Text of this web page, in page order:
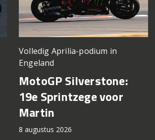
Volledig Aprilia-podium in
Engeland
MotoGP Silverstone:
19e Sprintzege voor
Martin
8 augustus 2026